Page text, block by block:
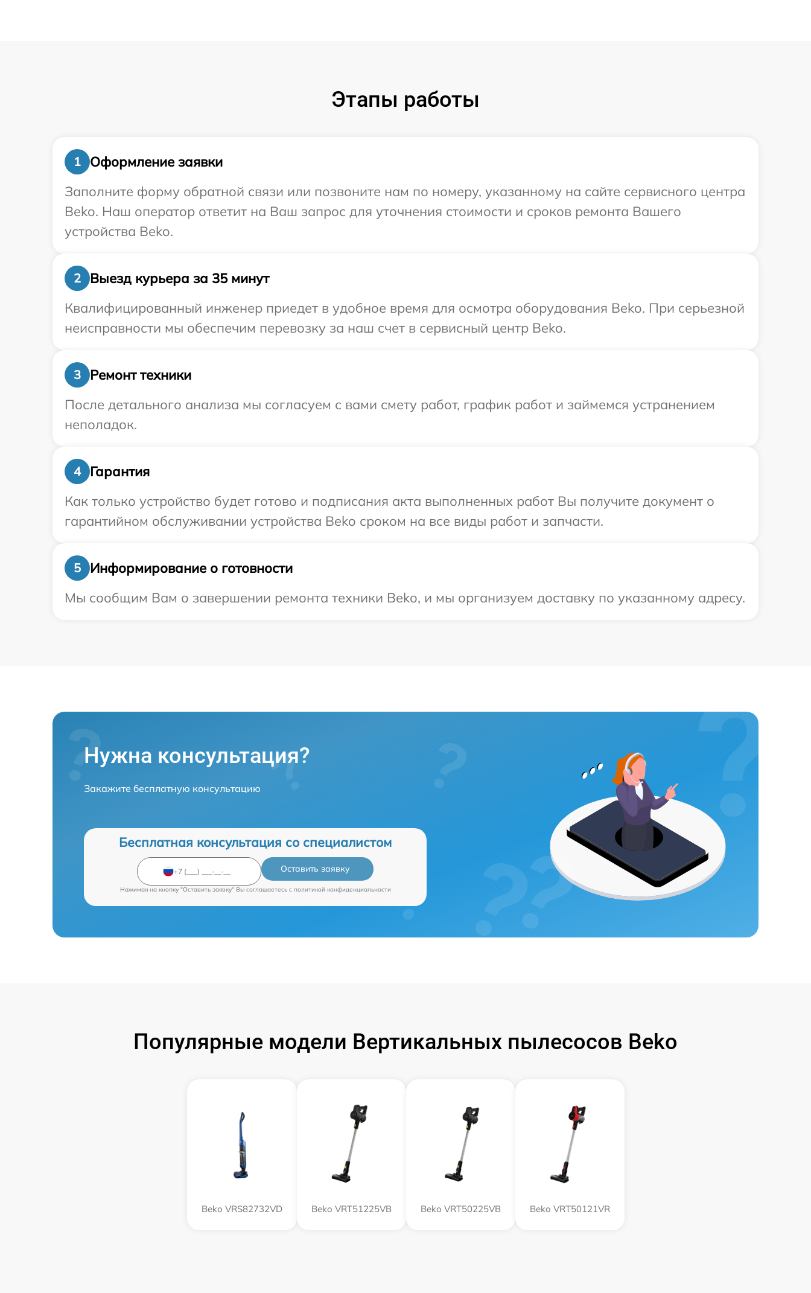
Этапы работы
1
Оформление заявки
Заполните форму обратной связи или позвоните нам по номеру, указанному на сайте сервисного центра
Beko. Наш оператор ответит на Ваш запрос для уточнения стоимости и сроков ремонта Вашего
устройства Beko.
2
Выезд курьера за 35 минут
Квалифицированный инженер приедет в удобное время для осмотра оборудования Beko. При серьезной
неисправности мы обеспечим перевозку за наш счет в сервисный центр Beko.
3
Ремонт техники
После детального анализа мы согласуем с вами смету работ, график работ и займемся устранением
неполадок.
4
Гарантия
Как только устройство будет готово и подписания акта выполненных работ Вы получите документ о
гарантийном обслуживании устройства Beko сроком на все виды работ и запчасти.
5
Информирование о готовности
Мы сообщим Вам о завершении ремонта техники Beko, и мы организуем доставку по указанному адресу.
Нужна консультация?
Закажите бесплатную консультацию
Бесплатная консультация со специалистом
Оставить заявку
Нажимая на кнопку "Оставить заявку" Вы соглашаетесь c политикой конфиденциальности
Популярные модели Вертикальных пылесосов Beko
Beko VRS82732VD Beko VRT51225VB Beko VRT50225VB Beko VRT50121VR